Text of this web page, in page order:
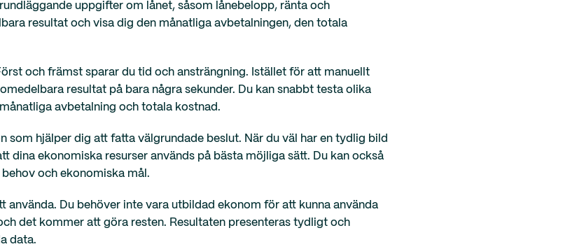
uppgifter om lånet, såsom lånebelopp, ränta och
resultat och visa dig den månatliga avbetalningen, den totala
och främst sparar du tid och ansträngning. Istället för att manuellt
resultat på bara några sekunder. Du kan snabbt testa olika
avbetalning och totala kostnad.
hjälper dig att fatta välgrundade beslut. När du väl har en tydlig bild
dina ekonomiska resurser används på bästa möjliga sätt. Du kan också
och ekonomiska mål.
Du behöver inte vara utbildad ekonom för att kunna använda
det kommer att göra resten. Resultaten presenteras tydligt och
data.